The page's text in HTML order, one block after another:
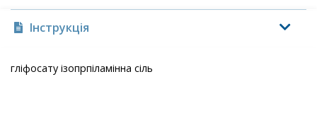
Інструкція
гліфосату ізопрпіламінна сіль